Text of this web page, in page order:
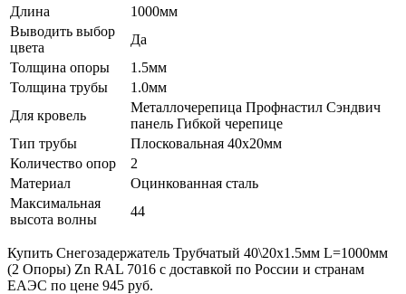
Длина
1000мм
Выводить выбор
цвета
Да
Толщина опоры
1.5мм
Толщина трубы
1.0мм
Для кровель
Металлочерепица Профнастил Сэндвич
панель Гибкой черепице
Тип трубы
Плосковальная 40х20мм
Количество опор
2
Материал
Оцинкованная сталь
Максимальная
высота волны
44
Купить Снегозадержатель Трубчатый 40\20х1.5мм L=1000мм
(2 Опоры) Zn RAL 7016 с доставкой по России и странам
ЕАЭС по цене 945 руб.